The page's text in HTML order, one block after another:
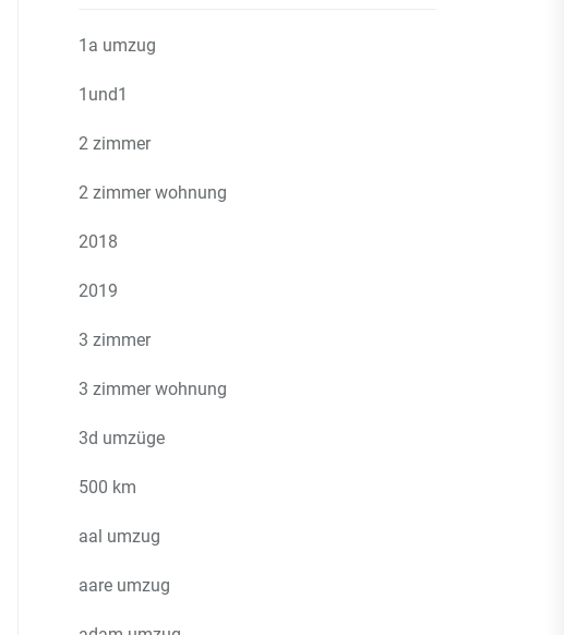
1a umzug
1und1
2 zimmer
2 zimmer wohnung
2018
2019
3 zimmer
3 zimmer wohnung
3d umzüge
500 km
aal umzug
aare umzug